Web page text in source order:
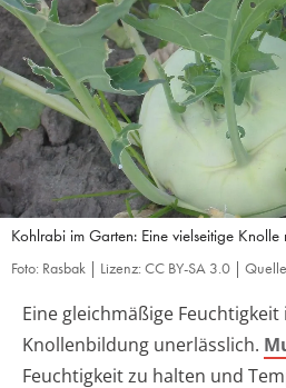
Kohlrabi im Garten: Eine vielseitige Knolle
Foto: Rasbak | Lizenz: CC BY-SA 3.0 |
Eine gleichmäßige
Knollenbildung unerlässlich.
Feuchtigkeit zu halten und